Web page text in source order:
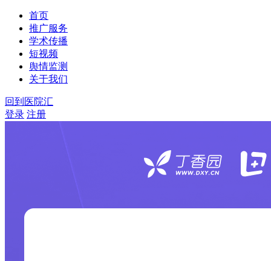
首页
推广服务
学术传播
短视频
舆情监测
关于我们
回到医院汇
登录 注册